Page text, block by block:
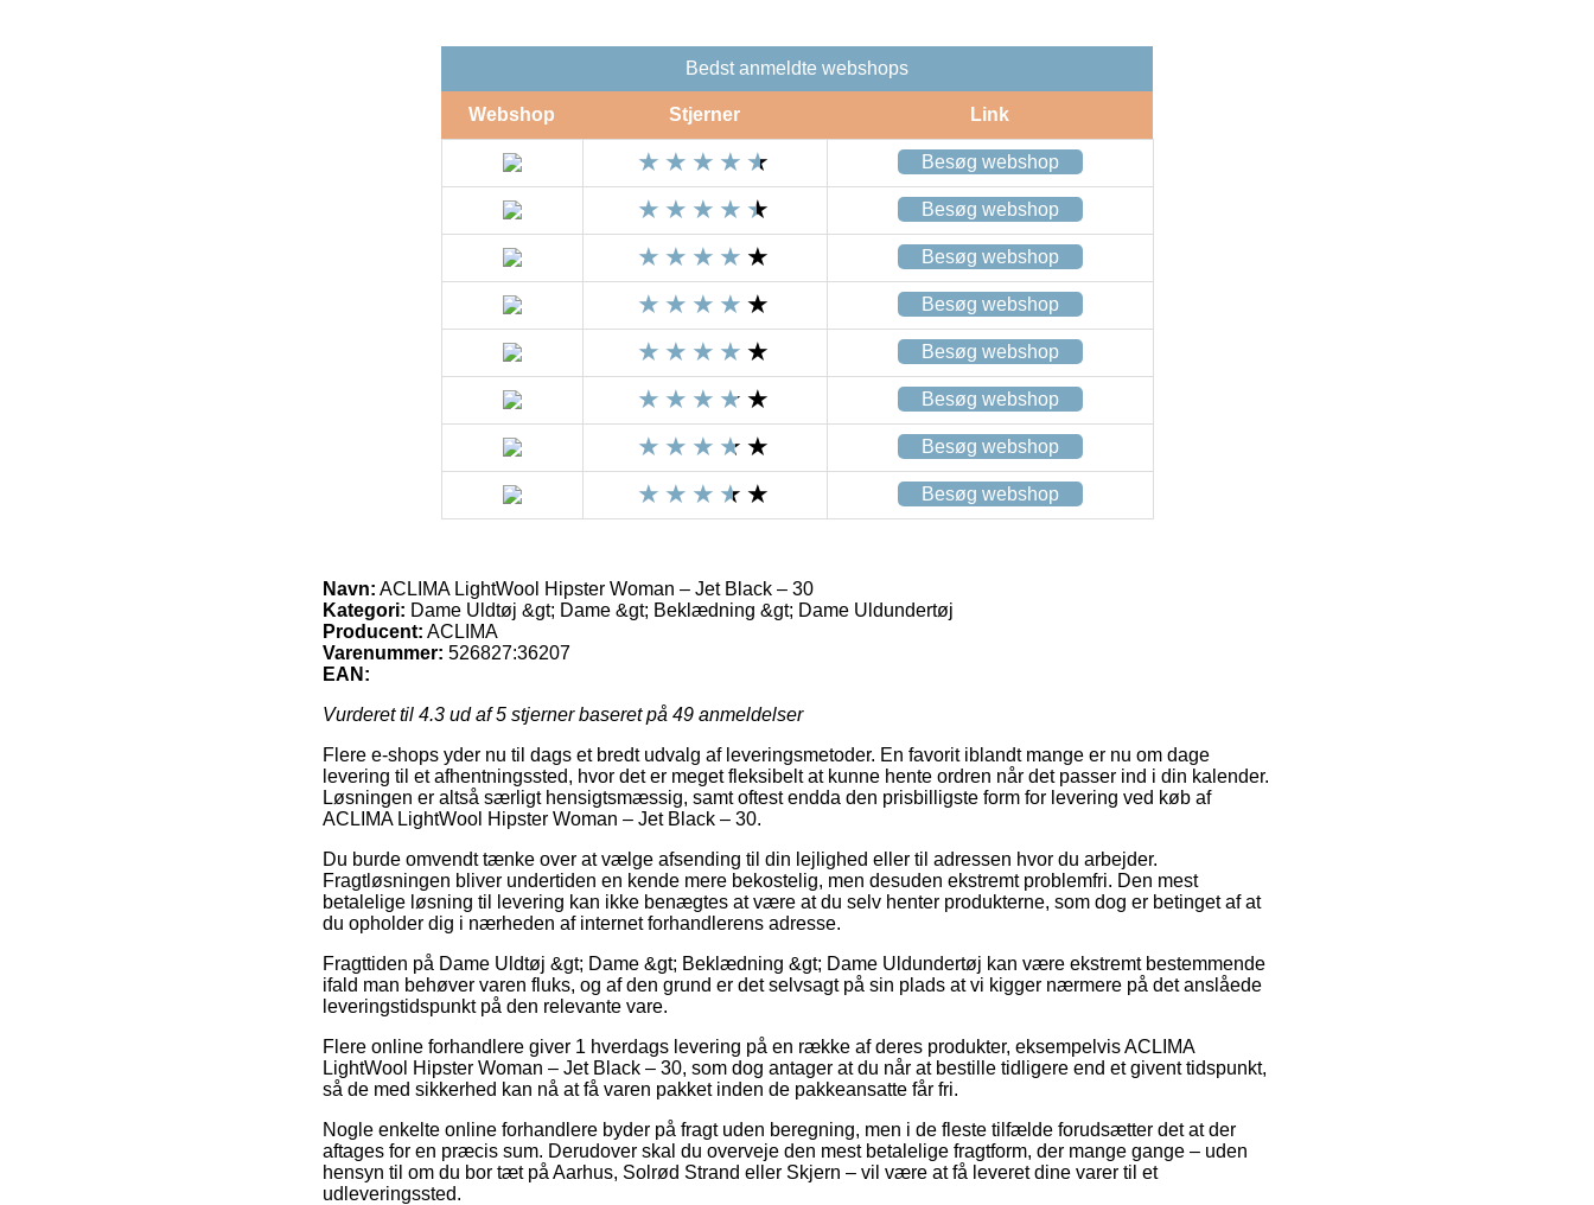
Bedst anmeldte webshops
Webshop Stjerner Link
Besøg webshop
Besøg webshop
Besøg webshop
Besøg webshop
Besøg webshop
Besøg webshop
Besøg webshop
Besøg webshop
Navn: ACLIMA LightWool Hipster Woman – Jet Black – 30
Kategori: Dame Uldtøj &gt; Dame &gt; Beklædning &gt; Dame Uldundertøj
Producent: ACLIMA
Varenummer: 526827:36207
EAN:
Vurderet til 4.3 ud af 5 stjerner baseret på 49 anmeldelser
Flere e-shops yder nu til dags et bredt udvalg af leveringsmetoder. En favorit iblandt mange er nu om dage
levering til et afhentningssted, hvor det er meget fleksibelt at kunne hente ordren når det passer ind i din kalender.
Løsningen er altså særligt hensigtsmæssig, samt oftest endda den prisbilligste form for levering ved køb af
ACLIMA LightWool Hipster Woman – Jet Black – 30.
Du burde omvendt tænke over at vælge afsending til din lejlighed eller til adressen hvor du arbejder.
Fragtløsningen bliver undertiden en kende mere bekostelig, men desuden ekstremt problemfri. Den mest
betalelige løsning til levering kan ikke benægtes at være at du selv henter produkterne, som dog er betinget af at
du opholder dig i nærheden af internet forhandlerens adresse.
Fragttiden på Dame Uldtøj &gt; Dame &gt; Beklædning &gt; Dame Uldundertøj kan være ekstremt bestemmende
ifald man behøver varen fluks, og af den grund er det selvsagt på sin plads at vi kigger nærmere på det anslåede
leveringstidspunkt på den relevante vare.
Flere online forhandlere giver 1 hverdags levering på en række af deres produkter, eksempelvis ACLIMA
LightWool Hipster Woman – Jet Black – 30, som dog antager at du når at bestille tidligere end et givent tidspunkt,
så de med sikkerhed kan nå at få varen pakket inden de pakkeansatte får fri.
Nogle enkelte online forhandlere byder på fragt uden beregning, men i de fleste tilfælde forudsætter det at der
aftages for en præcis sum. Derudover skal du overveje den mest betalelige fragtform, der mange gange – uden
hensyn til om du bor tæt på Aarhus, Solrød Strand eller Skjern – vil være at få leveret dine varer til et
udleveringssted.